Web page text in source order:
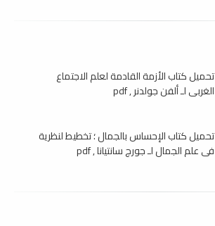
تحميل كتاب الأزمة القادمة لعلم الاجتماع
الغربي لـ ألفن جولدنر , pdf
تحميل كتاب الإحساس بالجمال ؛ تخطيط لنظرية
في علم الجمال لـ جورج سانتيانا , pdf